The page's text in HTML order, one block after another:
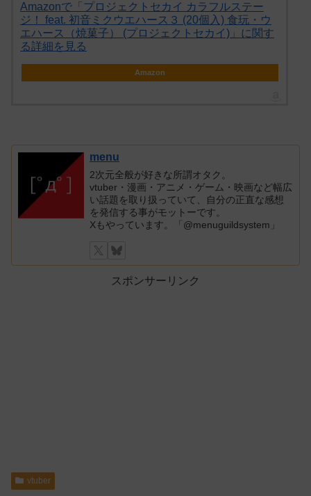
Amazonで「プロジェクトセカイ カラフルステー
ジ！ feat. 初音ミクウエハース３ (20個入) 食玩・ウ
エハース（焼菓子） (プロジェクトセカイ)」に関す
る詳細を見る
Amazon
menu
2次元全般が好きな所謂オタク。
vtuber・漫画・アニメ・ゲーム・映画など幅広
い話題を取り扱っていて、自分の正直な感想
を発信する事がモットーです。
Xもやっています。「@menuguildsystem」
スポンサーリンク
vtuber